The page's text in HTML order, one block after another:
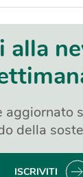
alla
aggiornato
della
ISCRIVITI